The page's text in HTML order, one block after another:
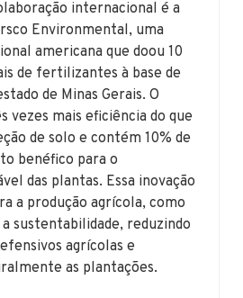
internacional é a
Environmental, uma
americana que doou 10
de fertilizantes à base de
de Minas Gerais. O
vezes mais eficiência do que
de solo e contém 10% de
benéfico para o
das plantas. Essa inovação
a produção agrícola, como
sustentabilidade, reduzindo
agrícolas e
as plantações.